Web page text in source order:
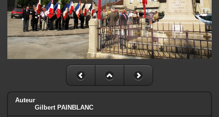
Auteur
Gilbert PAINBLANC